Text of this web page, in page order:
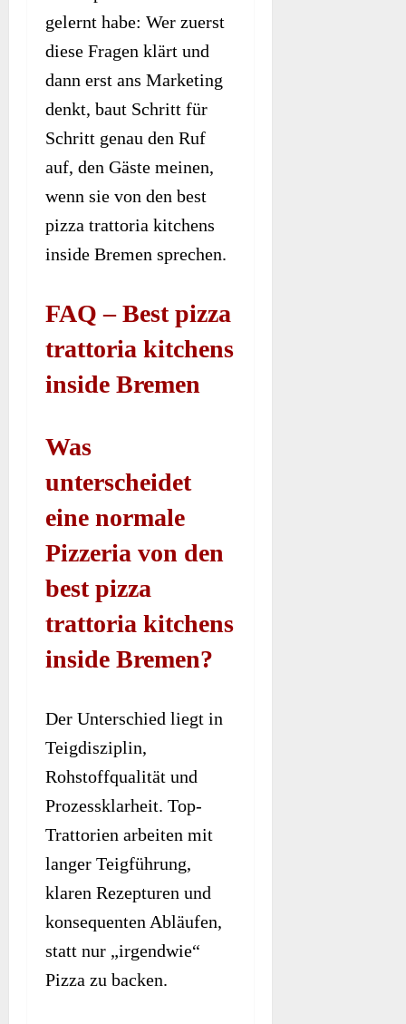
gelernt habe: Wer zuerst
diese Fragen klärt und
dann erst ans Marketing
denkt, baut Schritt für
Schritt genau den Ruf
auf, den Gäste meinen,
wenn sie von den best
pizza trattoria kitchens
inside Bremen sprechen.
FAQ – Best pizza
trattoria kitchens
inside Bremen
Was
unterscheidet
eine normale
Pizzeria von den
best pizza
trattoria kitchens
inside Bremen?
Der Unterschied liegt in
Teigdisziplin,
Rohstoffqualität und
Prozessklarheit. Top-
Trattorien arbeiten mit
langer Teigführung,
klaren Rezepturen und
konsequenten Abläufen,
statt nur „irgendwie“
Pizza zu backen.